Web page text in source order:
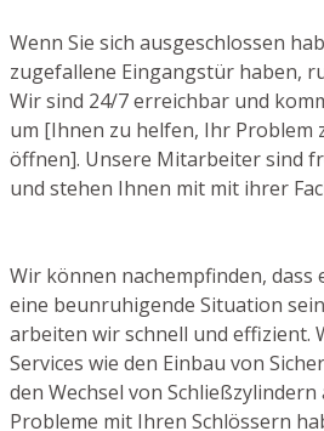
Wenn Sie sich ausgeschlossen
zugefallene Eingangstür haben,
Wir sind 24/7 erreichbar und
um [Ihnen zu helfen, Ihr Problem
öffnen]. Unsere Mitarbeiter sind
und stehen Ihnen mit mit ihrer
Wir können nachempfinden,
eine beunruhigende Situation
arbeiten wir schnell und effizient.
Services wie den Einbau von
den Wechsel von Schließzylindern
Probleme mit Ihren Schlössern